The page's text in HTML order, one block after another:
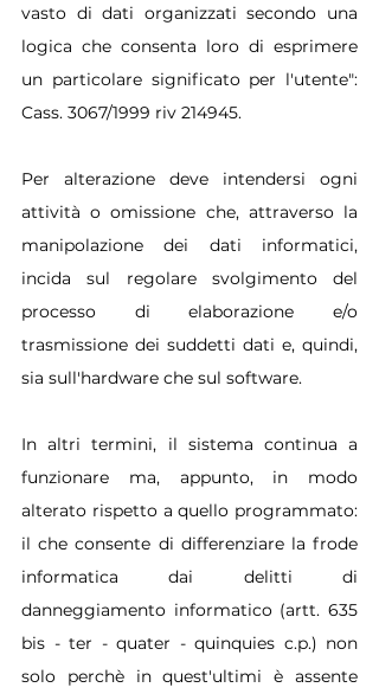
vasto di dati organizzati secondo una
logica che consenta loro di esprimere
un particolare significato per l'utente":
Cass. 3067/1999 riv 214945.
Per alterazione deve intendersi ogni
attività o omissione che, attraverso la
manipolazione dei dati informatici,
incida sul regolare svolgimento del
processo di elaborazione e/o
trasmissione dei suddetti dati e, quindi,
sia sull'hardware che sul software.
In altri termini, il sistema continua a
funzionare ma, appunto, in modo
alterato rispetto a quello programmato:
il che consente di differenziare la frode
informatica dai delitti di
danneggiamento informatico (artt. 635
bis - ter - quater - quinquies c.p.) non
solo perchè in quest'ultimi è assente